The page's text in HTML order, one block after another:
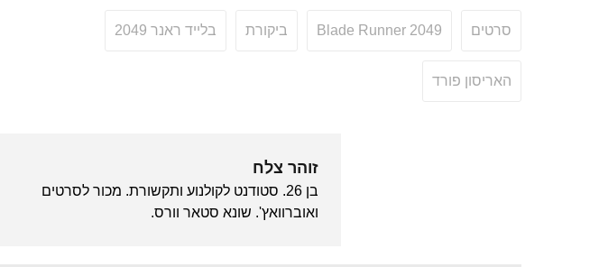
סרטים Blade Runner 2049 ביקורת בלייד ראנר 2049
האריסון פורד
זוהר צלח
בן 26. סטודנט לקולנוע ותקשורת. מכור לסרטים
ואוברוואץ'. שונא סטאר וורס.